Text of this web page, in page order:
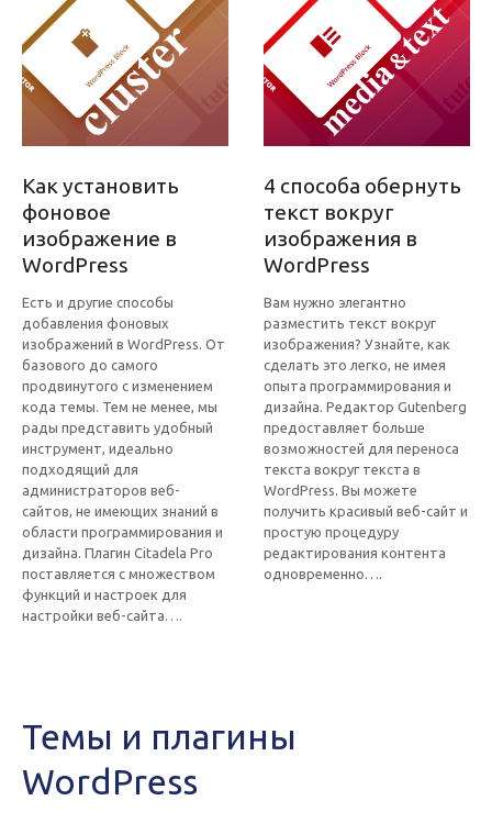
Как установить
фоновое
изображение в
WordPress
Есть и другие способы
добавления фоновых
изображений в WordPress. От
базового до самого
продвинутого с изменением
кода темы. Тем не менее, мы
рады представить удобный
инструмент, идеально
подходящий для
администраторов веб-
сайтов, не имеющих знаний в
области программирования и
дизайна. Плагин Citadela Pro
поставляется с множеством
функций и настроек для
настройки веб-сайта….
4 способа обернуть
текст вокруг
изображения в
WordPress
Вам нужно элегантно
разместить текст вокруг
изображения? Узнайте, как
сделать это легко, не имея
опыта программирования и
дизайна. Редактор Gutenberg
предоставляет больше
возможностей для переноса
текста вокруг текста в
WordPress. Вы можете
получить красивый веб-сайт и
простую процедуру
редактирования контента
одновременно….
Темы и плагины
WordPress